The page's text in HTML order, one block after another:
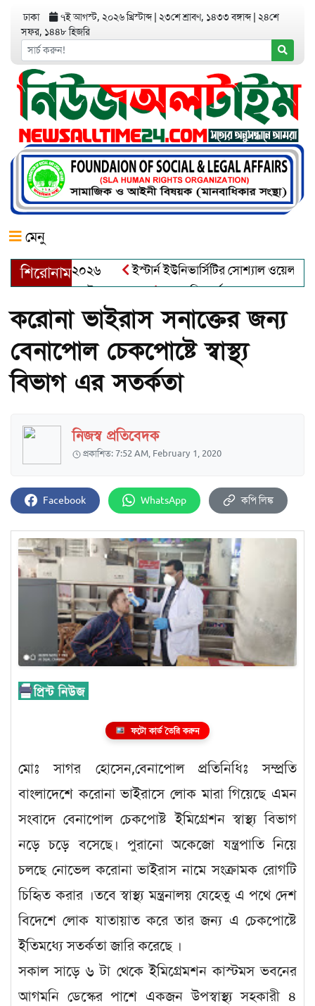
ঢাকা ৭ই আগস্ট, ২০২৬ খ্রিস্টাব্দ ২৩শে শ্রাবণ, ১৪৩৩ বঙ্গাব্দ ২৪শে
সফর, ১৪৪৮ হিজরি
মেনু
শিরোনাম
অ্যাওয়ার্ড–২০২৬
ইস্টার্ন ইউনিভার্সিটির সোশ্যাল ওয়েলফেয়ার
খালেক এর ইন্তেকাল
আত্মশুদ্ধি অর্জন ও অশুভকে বর্জন করে
করোনা ভাইরাস সনাক্তের জন্য
বেনাপোল চেকপোষ্টে স্বাস্থ্য
বিভাগ এর সতর্কতা
নিজস্ব প্রতিবেদক
প্রকাশিত: 7:52 AM, February 1, 2020
Facebook WhatsApp কপি লিঙ্ক
ফটো কার্ড তৈরি করুন
মোঃ সাগর হোসেন,বেনাপোল প্রতিনিধিঃ সম্প্রতি
বাংলাদেশে করোনা ভাইরাসে লোক মারা গিয়েছে এমন
সংবাদে বেনাপোল চেকপোষ্ট ইমিগ্রেশন স্বাস্থ্য বিভাগ
নড়ে চড়ে বসেছে। পুরানো অকেজো যন্ত্রপাতি নিয়ে
চলছে নোভেল করোনা ভাইরাস নামে সংক্রামক রোগটি
চিহিৃত করার ।তবে স্বাস্থ্য মন্ত্রনালয় যেহেতু এ পথে দেশ
বিদেশে লোক যাতায়াত করে তার জন্য এ চেকপোষ্টে
ইতিমধ্যে সতর্কতা জারি করেছে ।
সকাল সাড়ে ৬ টা থেকে ইমিগ্রেমশন কাস্টমস ভবনের
আগমনি ডেস্কের পাশে একজন উপস্বাস্থ্য সহকারী ৪